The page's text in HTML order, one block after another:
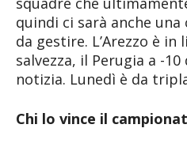
quindi ci sarà anche
da gestire. L’Arezzo è in
salvezza, il Perugia a -
notizia. Lunedì è da
Chi lo vince il